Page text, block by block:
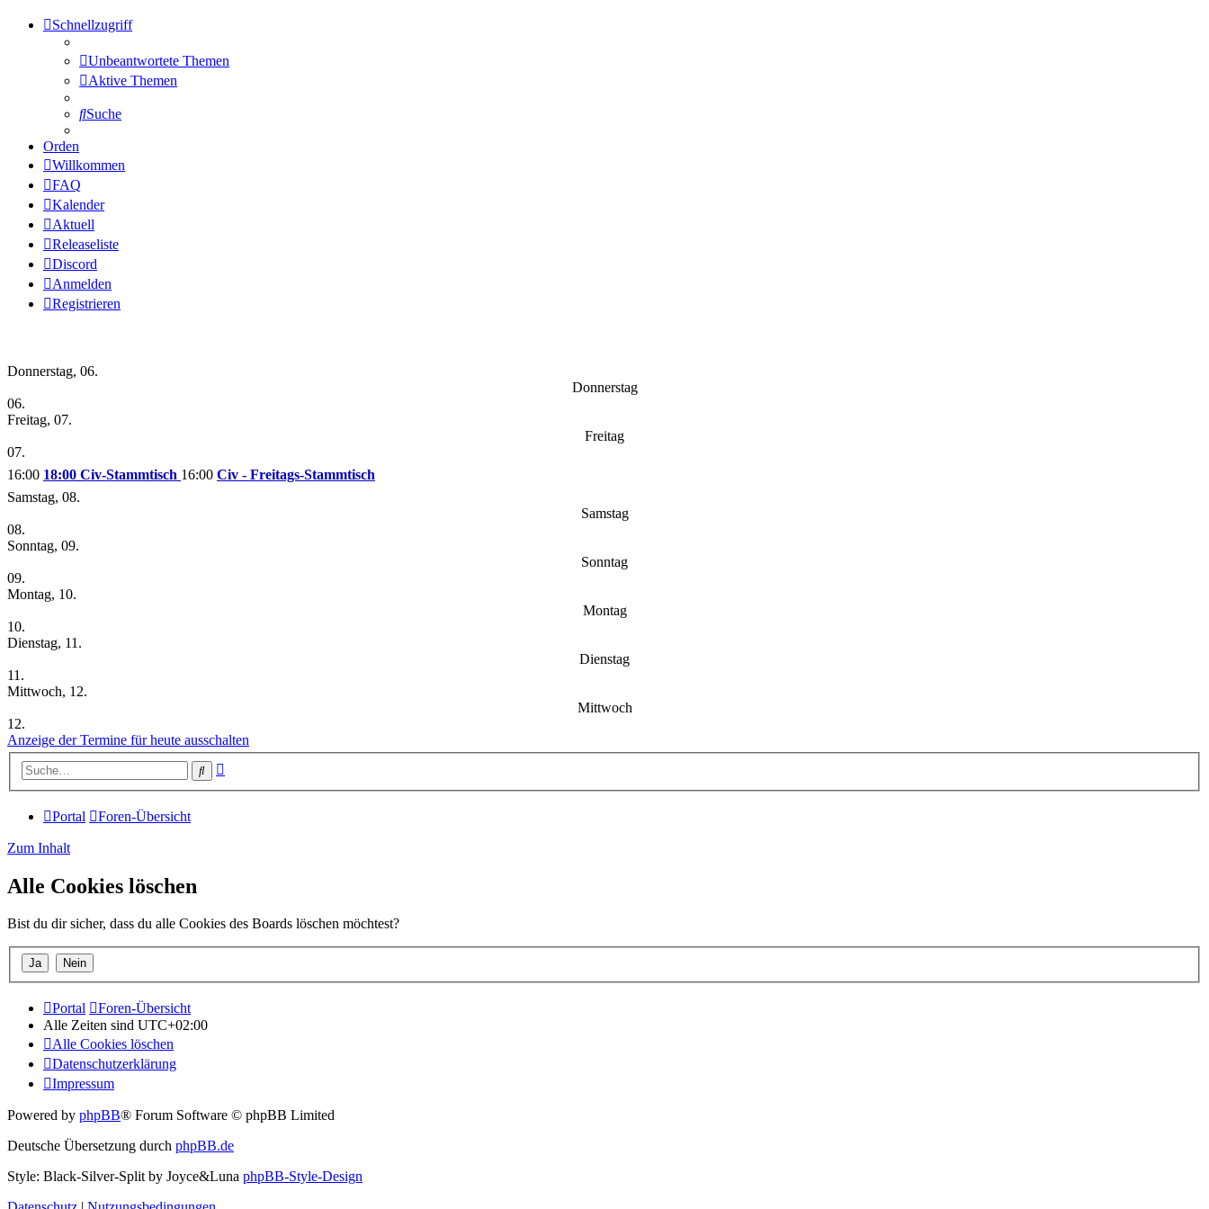
Schnellzugriff
Unbeantwortete Themen
Aktive Themen
Suche
Orden
Willkommen
FAQ
Kalender
Aktuell
Releaseliste
Discord
Anmelden
Registrieren
Donnerstag, 06.
Donnerstag
06.
Freitag, 07.
Freitag
07.
16:00 18:00 Civ-Stammtisch 16:00 Civ - Freitags-Stammtisch
Samstag, 08.
Samstag
08.
Sonntag, 09.
Sonntag
09.
Montag, 10.
Montag
10.
Dienstag, 11.
Dienstag
11.
Mittwoch, 12.
Mittwoch
12.
Anzeige der Termine für heute ausschalten
Suche
Portal Foren-Übersicht
Zum Inhalt
Alle Cookies löschen
Bist du dir sicher, dass du alle Cookies des Boards löschen möchtest?
Portal
Foren-Übersicht
Alle Zeiten sind UTC+02:00
Alle Cookies löschen
Datenschutzerklärung
Impressum
Powered by phpBB® Forum Software © phpBB Limited
Deutsche Übersetzung durch phpBB.de
Style: Black-Silver-Split by Joyce&Luna phpBB-Style-Design